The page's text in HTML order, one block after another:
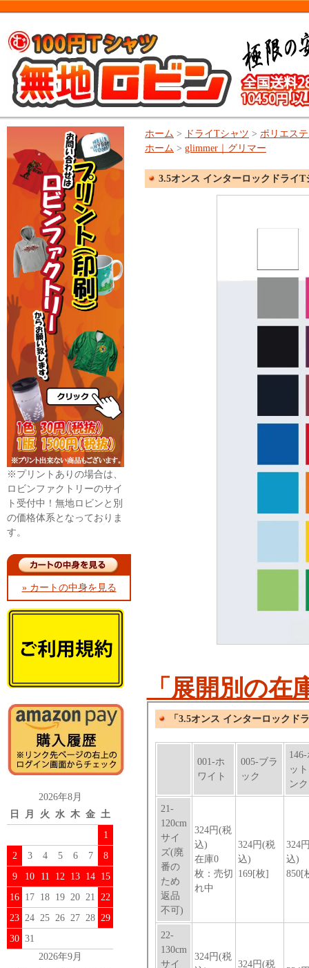
※プリントありの場合は、
ロビンファクトリーのサイ
ト受付中！無地ロビンと別
の価格体系となっておりま
す。
» カートの中身を見る
2026年8月
日
月 火 水 木 金 土
1
2
3 4 5 6 7
8
9
10 11 12 13 14 15
16 17 18 19 20 21 22
23 24 25 26 27 28 29
30 31
2026年9月
ホーム > ドライTシャツ > ポリエス
ホーム > glimmer｜グリマー
3.5オンス インターロックドライ
「展開別の在